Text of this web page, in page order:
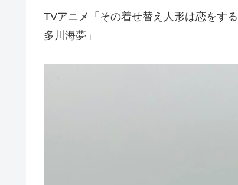
TVアニメ「その着せ替え人形は恋をす
多川海夢」